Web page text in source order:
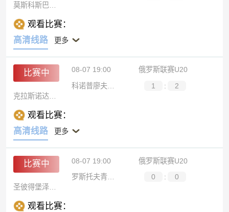
莫斯科斯巴达青年队
观看比赛：
高清线路
更多
比赛中 08-07 19:00
俄罗斯联赛U20
科诺普廖夫青年队
1 :
2
克拉斯诺达尔青年队
观看比赛：
高清线路
更多
比赛中 08-07 19:00
俄罗斯联赛U20
罗斯托夫青年队
0 :
0
圣彼得堡泽尼特青年队
观看比赛：